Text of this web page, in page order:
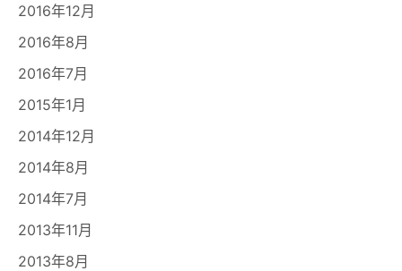
2016年12月
2016年8月
2016年7月
2015年1月
2014年12月
2014年8月
2014年7月
2013年11月
2013年8月